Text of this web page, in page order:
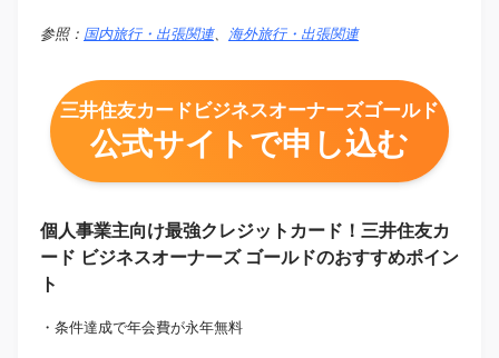
参照： 国内旅行・出張関連、 海外旅行・出張関連
三井住友カードビジネスオーナーズゴールド
公式サイトで申し込む
個人事業主向け最強クレジットカード！三井住友カ
ード ビジネスオーナーズ ゴールドのおすすめポイン
ト
・条件達成で年会費が永年無料